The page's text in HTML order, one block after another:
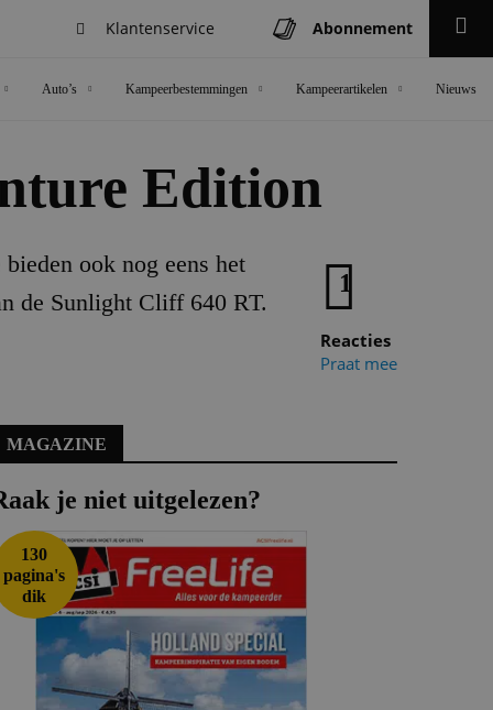
Klantenservice Abonnement
Auto’s Kampeerbestemmingen Kampeerartikelen Nieuws
Edition
ook nog eens het
de Sunlight Cliff 640 RT.
1
Reacties
Praat mee
MAGAZINE
je niet uitgelezen?
130
pagina's
dik